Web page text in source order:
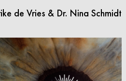
de Vries & Dr. Nina Schmidt